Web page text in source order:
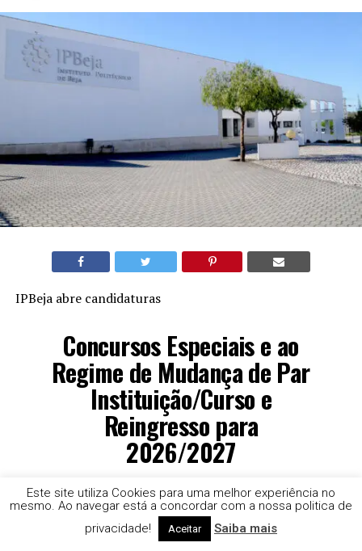
IPBeja abre candidaturas
Concursos Especiais e ao
Regime de Mudança de Par
Instituição/Curso e
Reingresso para
2026/2027
O Instituto Politécnico de Beja (IPBeja) informa que
decorrem, entre 15 de julho e 21 de agosto de 2026, as
candidaturas à 1.a fase dos Concursos Especiais, Regime
Este site utiliza Cookies para uma melhor experiência no
mesmo. Ao navegar está a concordar com a nossa politica de
privacidade!
Aceitar Saiba mais